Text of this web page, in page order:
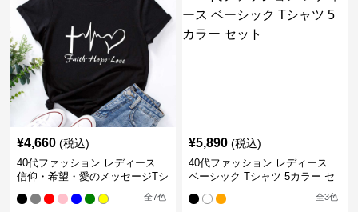
¥4,660 (税込)
40代ファッション レディース
信仰・希望・愛のメッセージTシ
全7色
¥5,890 (税込)
40代ファッション レディース
ベーシック Tシャツ 5カラー セ
全3色